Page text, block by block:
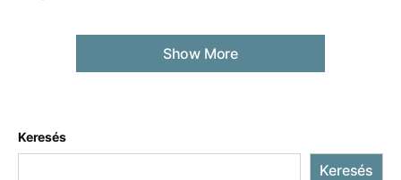
Show More
Keresés
Keresés